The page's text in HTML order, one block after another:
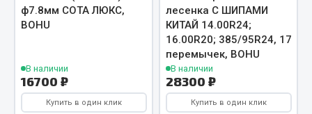
Подвеска
Система охлаждения
Сцепление
Ось передняя
ф7.8мм СОТА ЛЮКС,
BOHU
В наличии
16700 ₽
Купить в один клик
лесенка С ШИПАМИ
КИТАЙ 14.00R24;
16.00R20; 385/95R24, 17
перемычек, BOHU
В наличии
28300 ₽
Купить в один клик